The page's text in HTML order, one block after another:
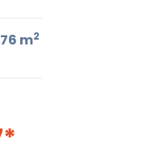
76 m2